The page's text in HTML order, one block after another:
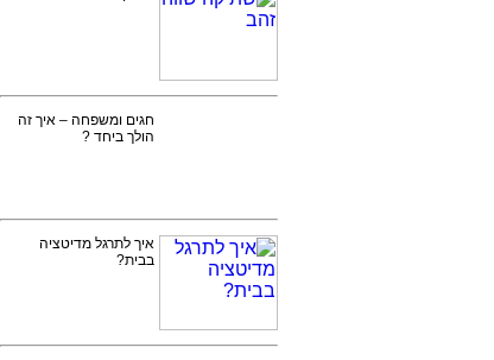
חגים ומשפחה – איך זה
הולך ביחד ?
איך לתרגל מדיטציה
בבית?